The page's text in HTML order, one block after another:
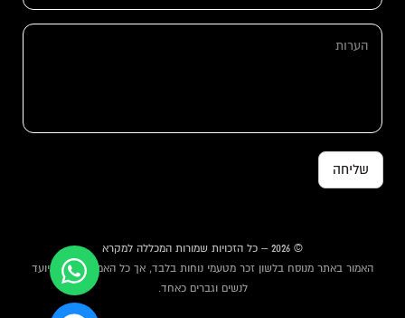
מ
ים
ל
ה
שליחה
© 2026 – כל הזכויות שמורות המכללה למקרא
האמור באתר מנוסח בלשון זכר מטעמי נוחות בלבד, אך כל האמור באתר מיועד
לנשים וגברים כאחד.